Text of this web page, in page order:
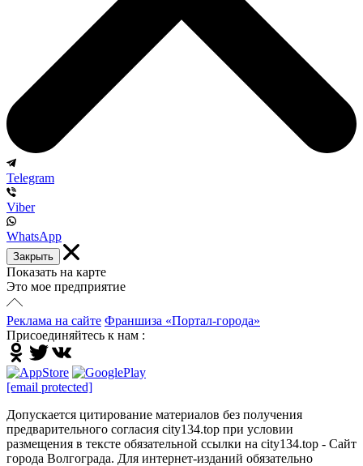
Telegram
Viber
WhatsApp
Закрыть
Показать на карте
Это мое предприятие
Реклама на сайте Франшиза «Портал-города»
Присоединяйтесь к нам :
[email protected]
Допускается цитирование материалов без получения
предварительного согласия city134.top при условии
размещения в тексте обязательной ссылки на city134.top - Сайт
города Волгограда. Для интернет-изданий обязательно